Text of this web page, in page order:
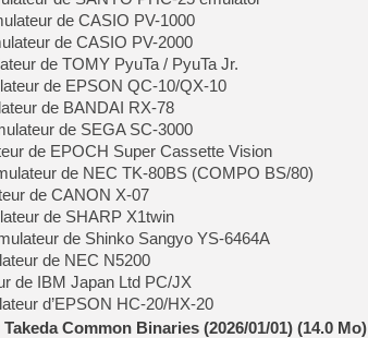
de CASIO PV-1000
de CASIO PV-2000
de TOMY PyuTa / PyuTa Jr.
de EPSON QC-10/QX-10
de BANDAI RX-78
de SEGA SC-3000
de EPOCH Super Cassette Vision
de NEC TK-80BS (COMPO BS/80)
de CANON X-07
de SHARP X1twin
de Shinko Sangyo YS-6464A
de NEC N5200
de IBM Japan Ltd PC/JX
d’EPSON HC-20/HX-20
Common Binaries (2026/01/01) (14.0 Mo)